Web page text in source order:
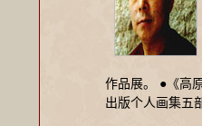
作品展。 ●《高
出版个人画集五